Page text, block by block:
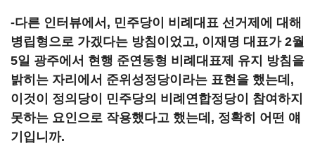
-다른 인터뷰에서, 민주당이 비례대표 선거제에 대해
병립형으로 가겠다는 방침이었고, 이재명 대표가 2월
5일 광주에서 현행 준연동형 비례대표제 유지 방침을
밝히는 자리에서 준위성정당이라는 표현을 했는데,
이것이 정의당이 민주당의 비례연합정당이 참여하지
못하는 요인으로 작용했다고 했는데, 정확히 어떤 얘
기입니까.